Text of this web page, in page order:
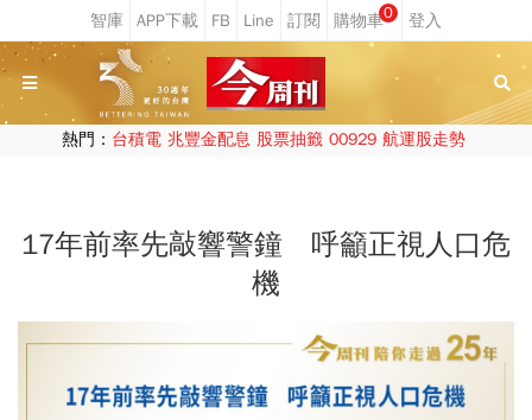
0
熱門： 台積電 兆豐金配息 股票抽籤 00929 航運股走勢
17年前率先敲響警鐘 呼籲正視人口危
機